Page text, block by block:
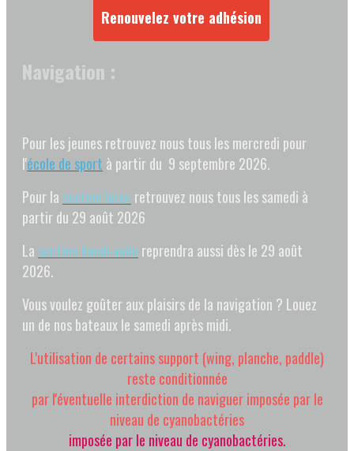
Renouvelez votre adhésion
Navigation :
Pour les jeunes retrouvez nous tous les mercredi pour
l'école de sport à partir du 9 septembre 2026.
Pour la section loisirretrouvez nous tous les samedi à
partir du 29 août 2026
La section handi-voile reprendra aussi dès le 29 août
2026.
Vous voulez goûter aux plaisirs de la navigation ? Louez
un de nos bateaux le samedi après midi.
L'utilisation de certains support (wing, planche, paddle)
reste conditionnée
par l'éventuelle interdiction de naviguer imposée par le
niveau de cyanobactéries
imposée par le niveau de cyanobactéries.